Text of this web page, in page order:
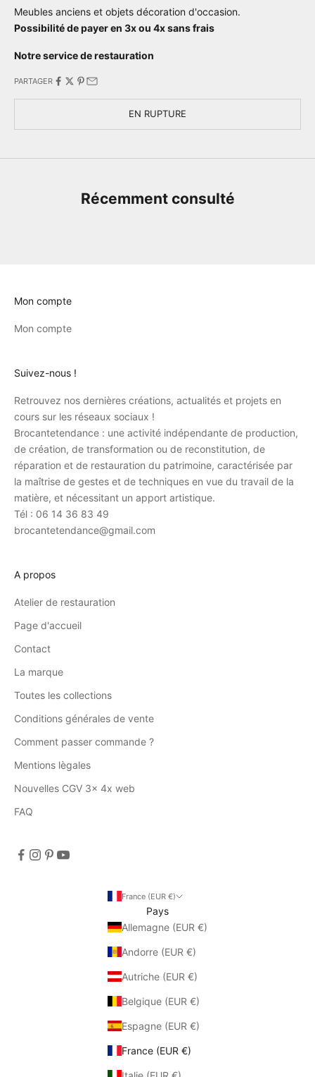
Meubles anciens et objets décoration d'occasion.
Possibilité de payer en 3x ou 4x sans frais
Notre service de restauration
PARTAGER
EN RUPTURE
Récemment consulté
Mon compte
Mon compte
Suivez-nous !
Retrouvez nos dernières créations, actualités et projets en
cours sur les réseaux sociaux !
Brocantetendance : une activité indépendante de production,
de création, de transformation ou de reconstitution, de
réparation et de restauration du patrimoine, caractérisée par
la maîtrise de gestes et de techniques en vue du travail de la
matière, et nécessitant un apport artistique.
Tél : 06 14 36 83 49
brocantetendance@gmail.com
A propos
Atelier de restauration
Page d'accueil
Contact
La marque
Toutes les collections
Conditions générales de vente
Comment passer commande ?
Mentions lègales
Nouvelles CGV 3x 4x web
FAQ
France (EUR €)
Pays
Allemagne (EUR €)
Andorre (EUR €)
Autriche (EUR €)
Belgique (EUR €)
Espagne (EUR €)
France (EUR €)